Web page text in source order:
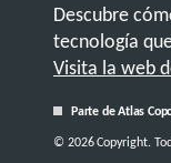
Descubre
tecnología
Visita la web
Parte de Atlas
© 2026 Copyright.